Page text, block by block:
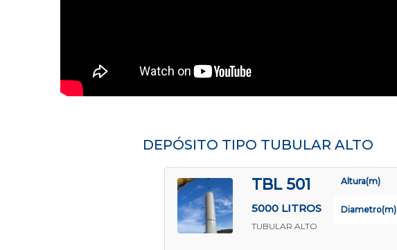
DEPÓSITO TIPO TUBULAR ALTO
TBL 501
5000 LITROS
TUBULAR ALTO
Altura(m)
Diametro(m)